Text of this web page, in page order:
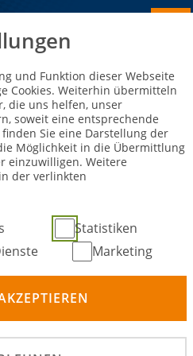
25. September 2026
Wackersdorf
Kartsport
Deutsche Kart-
und Funktion dieser Webseite
Cookies. Weiterhin übermitteln
die uns helfen, unser
soweit eine entsprechende
Sie eine Darstellung der
Möglichkeit in die Übermittlung
einzuwilligen. Weitere
der verlinkten
Statistiken
Marketing